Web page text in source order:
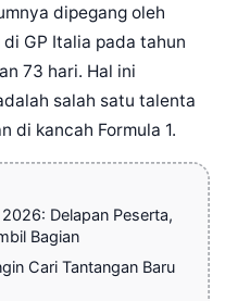
dipegang oleh
GP Italia pada tahun
73 hari. Hal ini
salah satu talenta
di kancah Formula 1.
Delapan Peserta,
Bagian
Cari Tantangan Baru